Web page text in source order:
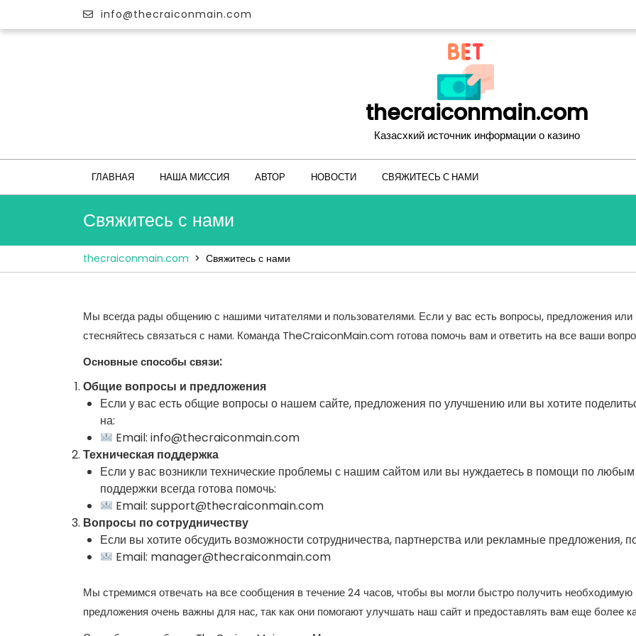
info@thecraiconmain.com
thecraiconmain.com
Казасхкий источник информации о казино
ГЛАВНАЯ НАША МИССИЯ АВТОР НОВОСТИ СВЯЖИТЕСЬ С НАМИ
Свяжитесь с нами
thecraiconmain.com > Свяжитесь с нами
Мы всегда рады общению с нашими читателями и пользователями. Если у вас есть вопросы, предложения
стесняйтесь связаться с нами. Команда TheCraiconMain.com готова помочь вам и ответить на все ваши
Основные способы связи:
Общие вопросы и предложения
Если у вас есть общие вопросы о нашем сайте, предложения по улучшению или вы хотите
на:
Email:info@thecraiconmain.com
Техническая поддержка
Если у вас возникли технические проблемы с нашим сайтом или вы нуждаетесь в помощи по
поддержки всегда готова помочь:
Email:support@thecraiconmain.com
Вопросы по сотрудничеству
Если вы хотите обсудить возможности сотрудничества, партнерства или рекламные
Email: manager@thecraiconmain.com
Мы стремимся отвечать на все сообщения в течение 24 часов, чтобы вы могли быстро получить
предложения очень важны для нас, так как они помогают улучшать наш сайт и предоставлять вам еще более